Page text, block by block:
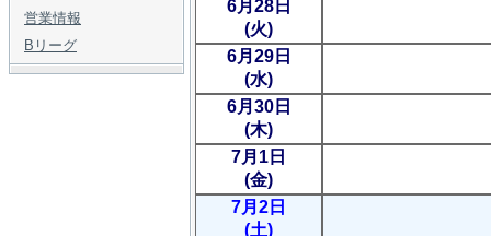
営業情報
Bリーグ
6月28日
(火)
6月29日
(水)
6月30日
(木)
7月1日
(金)
7月2日
(土)